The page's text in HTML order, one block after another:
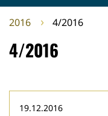
2016 4/2016
4/2016
19.12.2016